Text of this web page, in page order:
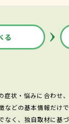
る
症状・悩みに合わせ
どの基本情報だけ
なく、独自取材に基